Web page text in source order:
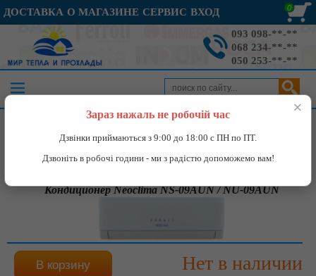
ДОСТАВКА О МАГАЗИНЕ СЕРВИС ВХОД 0
093 098-**-**
068 234-**-**
050 253-**-**
Кондиционеры»Кондиционер Neoclima NS-09AUN /
NU-09AUN
Кондиционер Neoclima NS-09AUN / NU-09AUN
Нет в наличии
×
Зараз нажаль не робочій час
Дзвінки приймаються з 9:00 до 18:00 с ПН по ПТ.
Дзвоніть в робочі години - ми з радістю допоможемо вам!